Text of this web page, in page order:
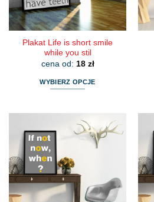
stronie
produktu
Plakat Life is short smile
while you stil
cena od: 18 zł
WYBIERZ OPCJE
wiele
wariantów.
Opcje
można
wybrać
na